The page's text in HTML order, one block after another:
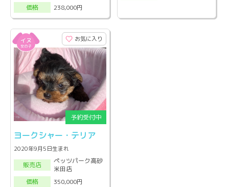
価格
238,000円
お気に入り
ヨークシャー・テリア
2020年9月5日生まれ
販売店
ペッツパーク高砂
米田店
価格
350,000円